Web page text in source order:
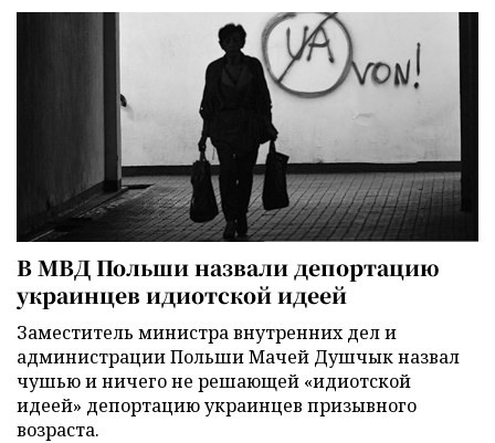
В МВД Польши назвали депортацию
украинцев идиотской идеей
Заместитель министра внутренних дел и
администрации Польши Мачей Душчык назвал
чушью и ничего не решающей «идиотской
идеей» депортацию украинцев призывного
возраста.